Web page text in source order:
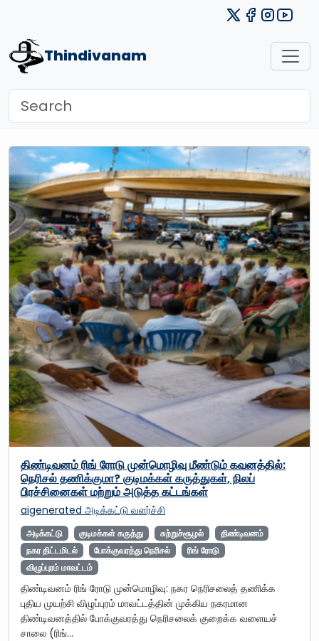
Thindivanam
திண்டிவனம் ரிங் ரோடு முன்மொழிவு மீண்டும் கவனத்தில்:
நெரிசல் தணிக்குமா? குடிமக்கள் கருத்துகள், நிலப்
பிரச்சினைகள் மற்றும் அடுத்த கட்டங்கள்
aigenerated அடிக்கட்டு வளர்ச்சி
அடிக்கட்டு குடிமக்கள் கருத்து சுற்றுச்சூழல்
திண்டிவனம்
நகர திட்டமிடல்
போக்குவரத்து நெரிசல்
ரிங் ரோடு
விழுப்புரம் மாவட்டம்
திண்டிவனம் ரிங் ரோடு முன்மொழிவு: நகர நெரிசலைத் தணிக்க
புதிய முயற்சி விழுப்புரம் மாவட்டத்தின் முக்கிய நகரமான
திண்டிவனத்தில் போக்குவரத்து நெரிசலைக் குறைக்க வளையச்
சாலை (ரிங்…